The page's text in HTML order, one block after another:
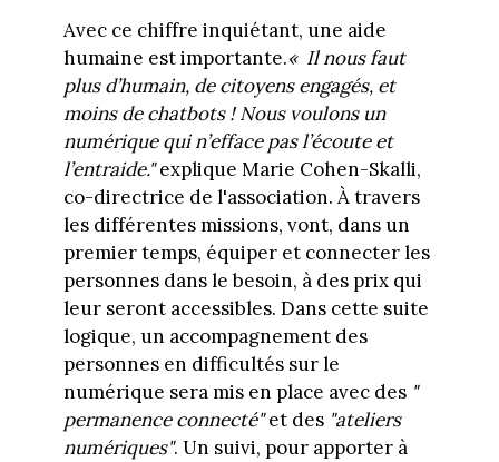
Avec ce chiffre inquiétant, une aide
humaine est importante.« Il nous faut
plus d’humain, de citoyens engagés, et
moins de chatbots ! Nous voulons un
numérique qui n’efface pas l’écoute et
l’entraide."explique Marie Cohen-Skalli,
co-directrice de l'association. À travers
les différentes missions, vont, dans un
premier temps, équiper et connecter les
personnes dans le besoin, à des prix qui
leur seront accessibles. Dans cette suite
logique, un accompagnement des
personnes en difficultés sur le
numérique sera mis en place avec des "
permanence connecté"et des "ateliers
numériques". Un suivi, pour apporter à